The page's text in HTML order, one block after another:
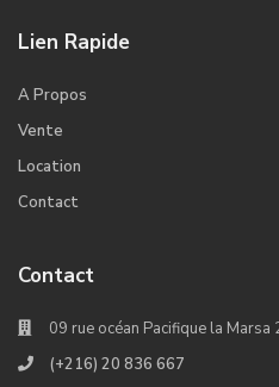
Lien Rapide
A Propos
Vente
Location
Contact
Contact
09 rue océan Pacifique la
(+216) 20 836 667